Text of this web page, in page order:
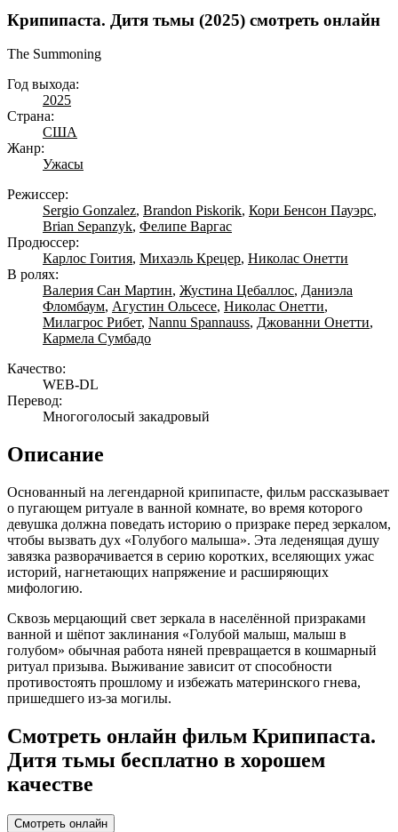
Крипипаста. Дитя тьмы (2025) смотреть онлайн
The Summoning
Год выхода:
2025
Страна:
США
Жанр:
Ужасы
Режиссер:
Sergio Gonzalez, Brandon Piskorik, Кори Бенсон Пауэрс,
Brian Sepanzyk, Фелипе Варгас
Продюссер:
Карлос Гоития, Михаэль Крецер, Николас Онетти
В ролях:
Валерия Сан Мартин, Жустина Цебаллос, Даниэла
Фломбаум, Агустин Ольсесе, Николас Онетти,
Милагрос Рибет, Nannu Spannauss, Джованни Онетти,
Кармела Сумбадо
Качество:
WEB-DL
Перевод:
Многоголосый закадровый
Описание
Основанный на легендарной крипипасте, фильм рассказывает
о пугающем ритуале в ванной комнате, во время которого
девушка должна поведать историю о призраке перед зеркалом,
чтобы вызвать дух «Голубого малыша». Эта леденящая душу
завязка разворачивается в серию коротких, вселяющих ужас
историй, нагнетающих напряжение и расширяющих
мифологию.
Сквозь мерцающий свет зеркала в населённой призраками
ванной и шёпот заклинания «Голубой малыш, малыш в
голубом» обычная работа няней превращается в кошмарный
ритуал призыва. Выживание зависит от способности
противостоять прошлому и избежать материнского гнева,
пришедшего из-за могилы.
Смотреть онлайн фильм Крипипаста.
Дитя тьмы бесплатно в хорошем
качестве
Смотреть онлайн